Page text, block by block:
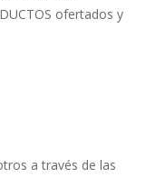
ofertados y
a través de las